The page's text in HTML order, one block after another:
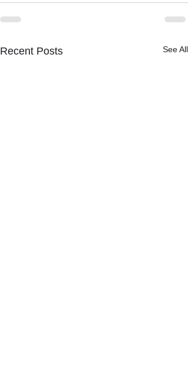
Recent Posts See All